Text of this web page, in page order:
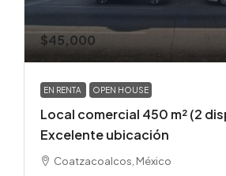
$45,000
EN RENTA OPEN HOUSE
Local comercial 450 m² (2
Excelente ubicación
Coatzacoalcos, México